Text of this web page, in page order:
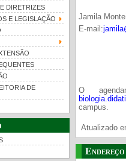
DIRETRIZES
E LEGISLAÇÃO
DE
Jamila
E-mail:
O
campus.
Atualizado
Endereço